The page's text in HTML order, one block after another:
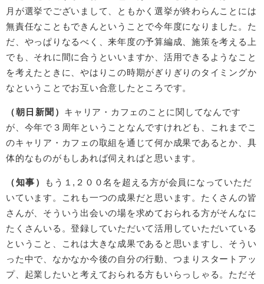
月が選挙でございまして、ともかく選挙が終わらんことには
無責任なこともできんということで今年度になりました。た
だ、やっぱりなるべく、来年度の予算編成、施策を考える上
でも、それに間に合うといいますか、活用できるようなこと
を考えたときに、やはりこの時期がぎりぎりのタイミングか
なということでお互い合意したところです。
（朝日新聞） キャリア・カフェのことに関してなんです
が、今年で３周年ということなんですけれども、これまでこ
のキャリア・カフェの取組を通じて何か成果であるとか、具
体的なものがもしあれば伺えればと思います。
（知事）
もう１,２００名を超える方が会員になっていただ
いています。これも一つの成果だと思います。たくさんの皆
さんが、そういう出会いの場を求めておられる方がそんなに
たくさんいる。登録していただいて活用していただいている
ということ、これは大きな成果であると思いますし、そうい
った中で、なかなか今後の自分の行動、つまりスタートアッ
プ、起業したいと考えておられる方もいらっしゃる。ただそ